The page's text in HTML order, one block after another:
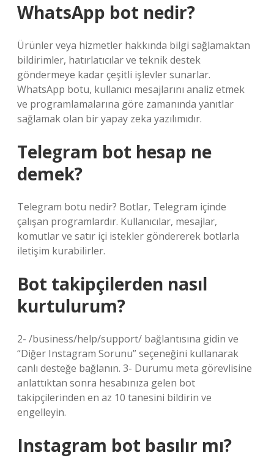
WhatsApp bot nedir?
Ürünler veya hizmetler hakkında bilgi sağlamaktan
bildirimler, hatırlatıcılar ve teknik destek
göndermeye kadar çeşitli işlevler sunarlar.
WhatsApp botu, kullanıcı mesajlarını analiz etmek
ve programlamalarına göre zamanında yanıtlar
sağlamak olan bir yapay zeka yazılımıdır.
Telegram bot hesap ne
demek?
Telegram botu nedir? Botlar, Telegram içinde
çalışan programlardır. Kullanıcılar, mesajlar,
komutlar ve satır içi istekler göndererek botlarla
iletişim kurabilirler.
Bot takipçilerden nasıl
kurtulurum?
2- /business/help/support/ bağlantısına gidin ve
“Diğer Instagram Sorunu” seçeneğini kullanarak
canlı desteğe bağlanın. 3- Durumu meta görevlisine
anlattıktan sonra hesabınıza gelen bot
takipçilerinden en az 10 tanesini bildirin ve
engelleyin.
Instagram bot basılır mı?